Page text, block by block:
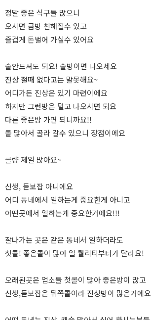
정말 좋은 식구들 많으니
오시면 금방 친해질수 있고
즐겁게 돈벌어 가실수 있어요
술안드셔도 되요! 술방이면 나오세요
진상 절때 없다고는 말못해요~
어디가든 진상은 있기 마련이에요
하지만 그런방은 털고 나오시면 되요
다른 좋은방 가면 되니까요!!
콜 많아서 골라 갈수 있으니 장점이에요
콜량 제일 많아요~
신생, 듣보잡 아니에요
어디 동네에서 일하는게 중요한게 아니고
어떤곳에서 일하는게 중요한거에요!!!
잘나가는 곳은 같은 동네서 일하더라도
첫콜! 좋은콜이 많아 일 퀄리티부터가 달라요!
오래된곳은 업소들 첫콜이 많아 좋은방이 많고
신생,듣보잡은 뒤쪽콜이라 진상방이 많은거에요